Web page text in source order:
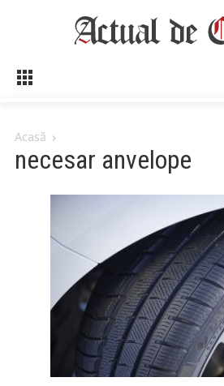
Acasă
necesar anvelope